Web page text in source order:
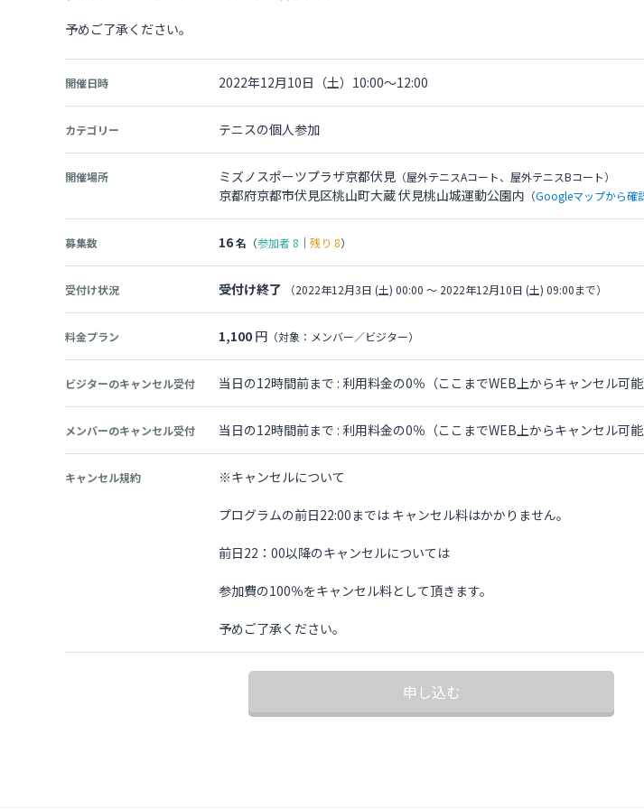
予めご了承ください。
開催日時 2022年12月10日（土）10:00～12:00
カテゴリー テニスの個人参加
開催場所 ミズノスポーツプラザ京都伏見 （屋外テニスAコート、屋外テニスBコート）
京都府京都市伏見区桃山町大蔵 伏見桃山城運動公園内 （Googleマップから確
募集数 16名 （参加者 8 ｜ 残り 8）
受付け状況 受付け終了 （2022年12月3日 (土) 00:00 〜 2022年12月10日 (土) 09:00まで）
料金プラン 1,100 円 （対象：メンバー／ビジター）
ビジターのキャンセル受付 当日の12時間前まで : 利用料金の0％（ここまでWEB上からキャンセル可能
メンバーのキャンセル受付 当日の12時間前まで : 利用料金の0％（ここまでWEB上からキャンセル可能
キャンセル規約 ※キャンセルについて
プログラムの前日22:00までは キャンセル料はかかりません。
前日22：00以降のキャンセルについては
参加費の100％をキャンセル料として頂きます。
予めご了承ください。
申し込む